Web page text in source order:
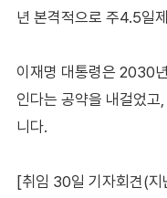
년 본격적으로 주4.5일
이재명 대통령은 2030
인다는 공약을 내걸었
니다.
[취임 30일 기자회견(